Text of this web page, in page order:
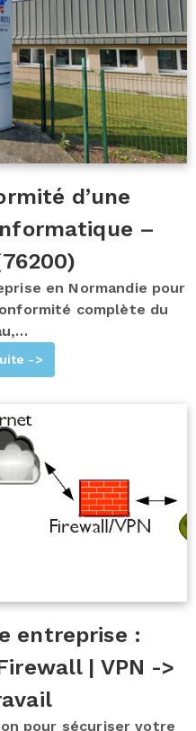
d’une
–
en Normandie pour
complète du
->
entreprise :
| VPN ->
pour sécuriser votre